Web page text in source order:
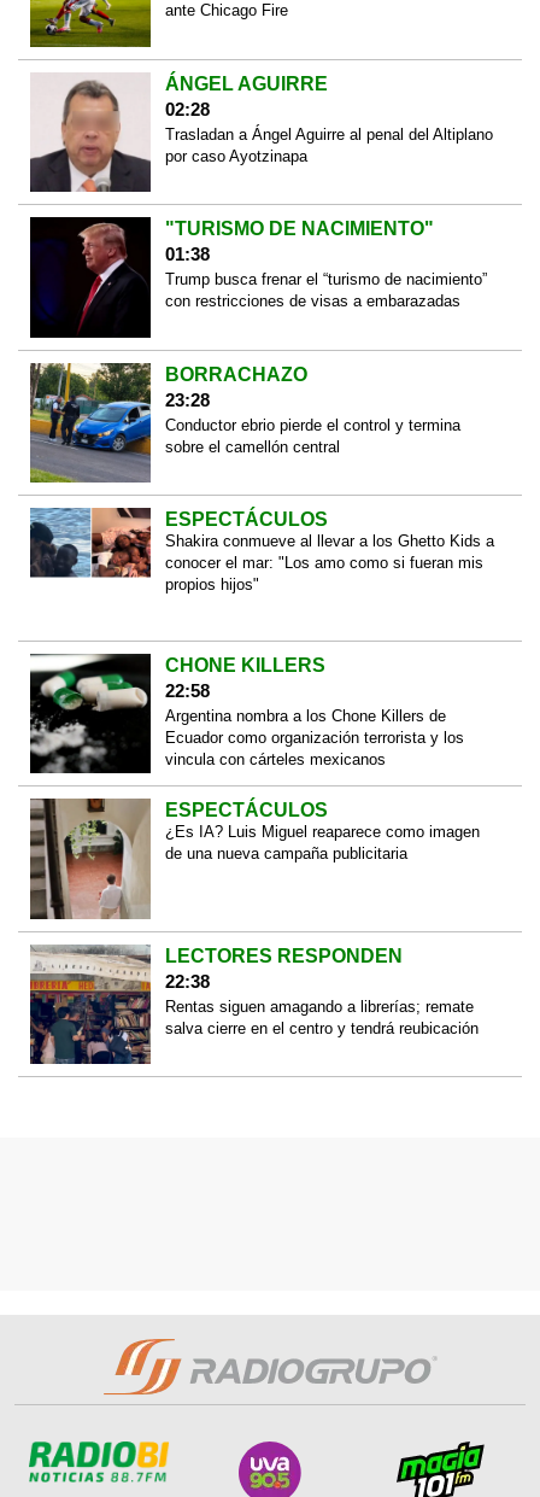
ante Chicago Fire
ÁNGEL AGUIRRE
02:28
Trasladan a Ángel Aguirre al penal del Altiplano
por caso Ayotzinapa
"TURISMO DE NACIMIENTO"
01:38
Trump busca frenar el “turismo de nacimiento”
con restricciones de visas a embarazadas
BORRACHAZO
23:28
Conductor ebrio pierde el control y termina
sobre el camellón central
ESPECTÁCULOS
Shakira conmueve al llevar a los Ghetto Kids a
conocer el mar: "Los amo como si fueran mis
propios hijos"
CHONE KILLERS
22:58
Argentina nombra a los Chone Killers de
Ecuador como organización terrorista y los
vincula con cárteles mexicanos
ESPECTÁCULOS
¿Es IA? Luis Miguel reaparece como imagen
de una nueva campaña publicitaria
LECTORES RESPONDEN
22:38
Rentas siguen amagando a librerías; remate
salva cierre en el centro y tendrá reubicación